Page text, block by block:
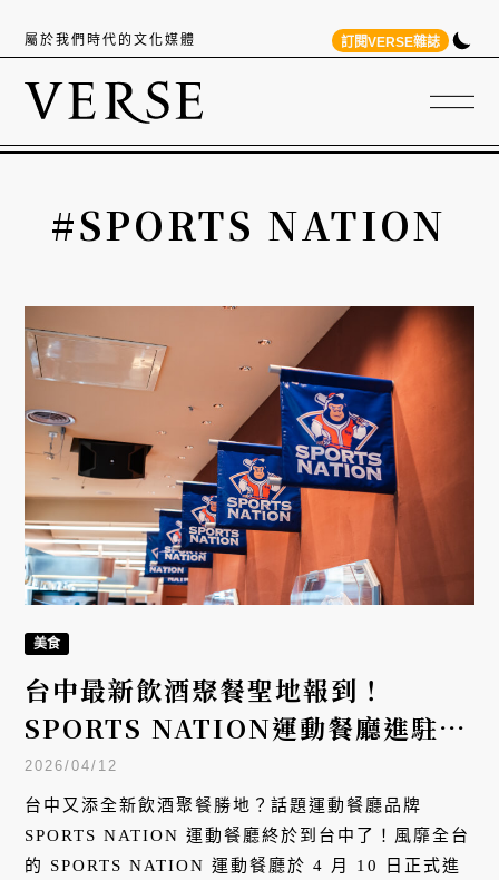
屬於我們時代的文化媒體 訂閱VERSE雜誌
#SPORTS NATION
美食
台中最新飲酒聚餐聖地報到！
SPORTS NATION運動餐廳進駐漢
神洲際購物中心：必點台中限定菜
色、娛樂系電子酒精交易所超吸睛
2026/04/12
台中又添全新飲酒聚餐勝地？話題運動餐廳品牌
SPORTS NATION 運動餐廳終於到台中了！風靡全台
的 SPORTS NATION 運動餐廳於 4 月 10 日正式進